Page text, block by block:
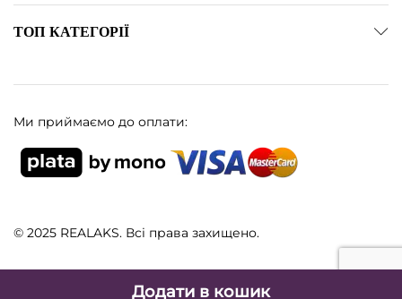
Додати в кошик
ТОП КАТЕГОРІЇ
© 2025 REALAKS. Всі права захищено.
Ми приймаємо до оплати: